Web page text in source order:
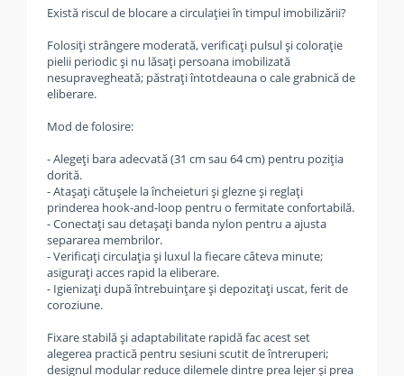
Există riscul de blocare a circulației în timpul imobilizării?
Folosiți strângere moderată, verificați pulsul și colorație
pielii periodic și nu lăsați persoana imobilizată
nesupravegheată; păstrați întotdeauna o cale grabnică de
eliberare.
Mod de folosire:
- Alegeți bara adecvată (31 cm sau 64 cm) pentru poziția
dorită.
- Atașați cătușele la încheieturi și glezne și reglați
prinderea hook-and-loop pentru o fermitate confortabilă.
- Conectați sau detașați banda nylon pentru a ajusta
separarea membrilor.
- Verificați circulația și luxul la fiecare câteva minute;
asigurați acces rapid la eliberare.
- Igienizați după întrebuințare și depozitați uscat, ferit de
coroziune.
Fixare stabilă și adaptabilitate rapidă fac acest set
alegerea practică pentru sesiuni scutit de întreruperi;
designul modular reduce dilemele dintre prea lejer și prea